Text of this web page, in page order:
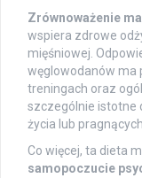
Zrównoważenie
wspiera zdrowe
mięśniowej.
węglowodanów ma
treningach oraz
szczególnie istotne
życia lub
Co więcej, ta dieta
samopoczucie